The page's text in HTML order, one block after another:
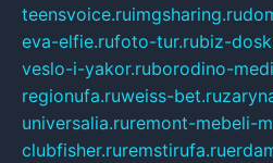
teensvoice.ruimgsharing.ru
eva-elfie.rufoto-tur.rubiz-
veslo-i-yakor.ruborodino-
regionufa.ruweiss-bet.ru
universalia.ruremont-mebeli-
clubfisher.ruremstirufa.ru